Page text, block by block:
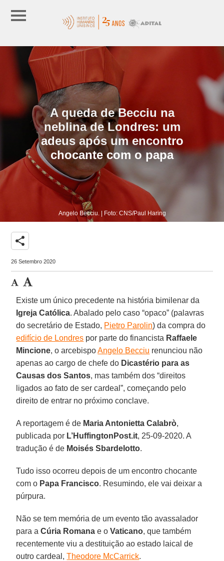
A queda de Becciu na
neblina de Londres: um
adeus após um encontro
chocante com o papa
Angelo Becciu. | Foto: CNS/Paul Haring
share
26 Setembro 2020
Existe um único precedente na história bimilenar da
Igreja Católica. Abalado pelo caso “opaco” (palavras
do secretário de Estado, Pietro Parolin) da compra do
edifício de Londres por parte do financista Raffaele
Mincione, o arcebispoAngelo Becciu renunciou não
apenas ao cargo de chefe do Dicastério para as
Causas dos Santos, mas também dos “direitos
ligados ao fato de ser cardeal”, começando pelo
direito de entrar no próximo conclave.
A reportagem é de Maria Antonietta Calabrò,
publicada por L’HuffingtonPost.it, 25-09-2020. A
tradução é de Moisés Sbardelotto.
Tudo isso ocorreu depois de um encontro chocante
com o Papa Francisco. Resumindo, ele vai deixar a
púrpura.
Não se tem memória de um evento tão avassalador
para aCúria Romana e oVaticano, que também
recentemente viu a destituição ao estado laical de
outro cardeal,Theodore McCarrick.